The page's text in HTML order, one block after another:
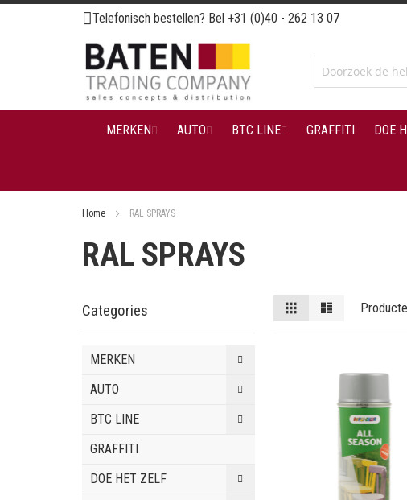
Ga
naar
de
inhoud
Telefonisch bestellen? Bel +31 (0)40 - 262 13 07
MERKEN AUTO BTC LINE GRAFFITI DOE
Home RAL SPRAYS
RAL SPRAYS
Tonen
als
Foto-
tabel
Categories
MERKEN
AUTO
BTC LINE
GRAFFITI
DOE HET ZELF